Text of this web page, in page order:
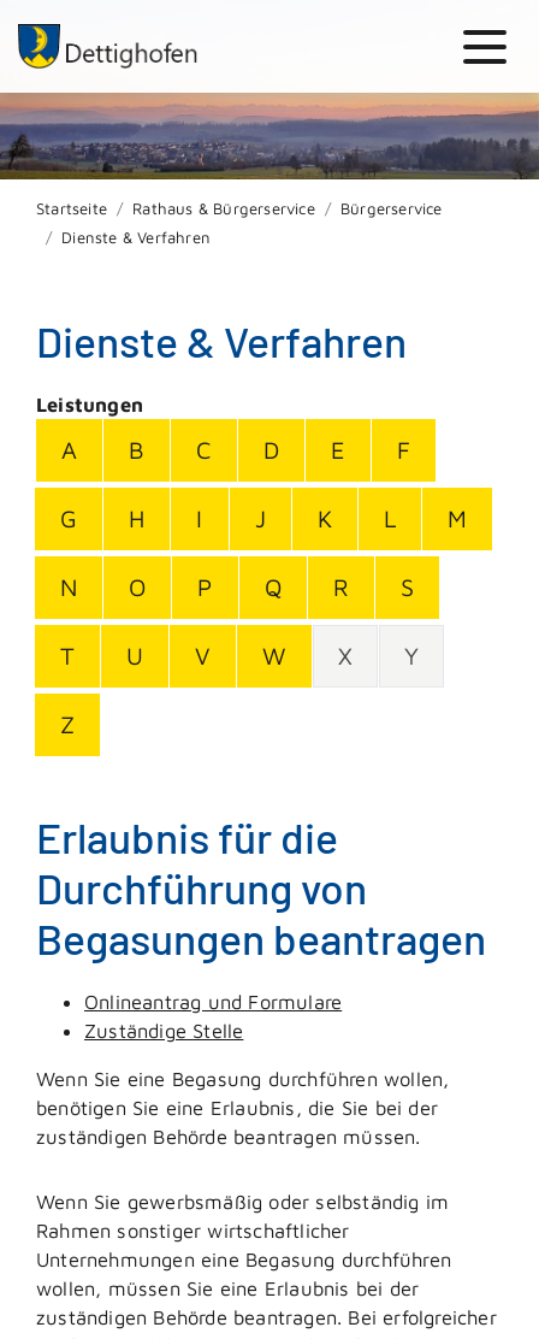
Startseite Rathaus & Bürgerservice
Bürgerservice
Dienste & Verfahren
Dienste & Verfahren
Leistungen
A B C D E F
G H I J K L M
N O P Q R S
T U V W X Y
Z
Erlaubnis für die
Durchführung von
Begasungen beantragen
Onlineantrag und Formulare
Zuständige Stelle
Wenn Sie eine Begasung durchführen wollen,
benötigen Sie eine Erlaubnis, die Sie bei der
zuständigen Behörde beantragen müssen.
Wenn Sie gewerbsmäßig oder selbständig im
Rahmen sonstiger wirtschaftlicher
Unternehmungen eine Begasung durchführen
wollen, müssen Sie eine Erlaubnis bei der
zuständigen Behörde beantragen. Bei erfolgreicher